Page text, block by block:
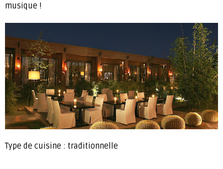
musique !
Type de cuisine : traditionnelle